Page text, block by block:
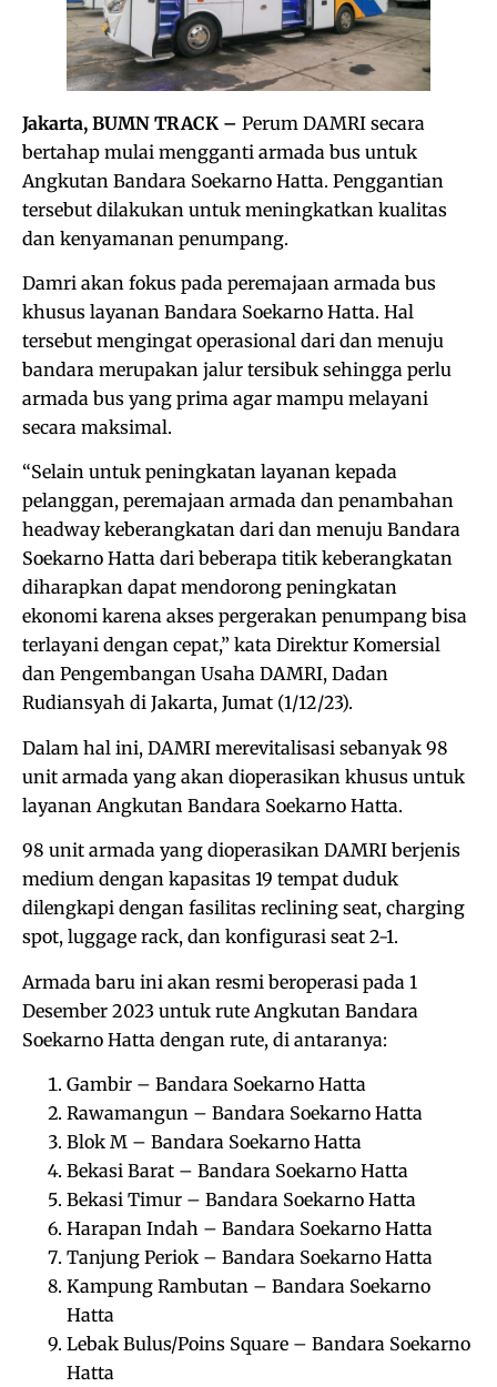
Jakarta, BUMN TRACK – Perum DAMRI secara
bertahap mulai mengganti armada bus untuk
Angkutan Bandara Soekarno Hatta. Penggantian
tersebut dilakukan untuk meningkatkan kualitas
dan kenyamanan penumpang.
Damri akan fokus pada peremajaan armada bus
khusus layanan Bandara Soekarno Hatta. Hal
tersebut mengingat operasional dari dan menuju
bandara merupakan jalur tersibuk sehingga perlu
armada bus yang prima agar mampu melayani
secara maksimal.
“Selain untuk peningkatan layanan kepada
pelanggan, peremajaan armada dan penambahan
headway keberangkatan dari dan menuju Bandara
Soekarno Hatta dari beberapa titik keberangkatan
diharapkan dapat mendorong peningkatan
ekonomi karena akses pergerakan penumpang bisa
terlayani dengan cepat,” kata Direktur Komersial
dan Pengembangan Usaha DAMRI, Dadan
Rudiansyah di Jakarta, Jumat (1/12/23).
Dalam hal ini, DAMRI merevitalisasi sebanyak 98
unit armada yang akan dioperasikan khusus untuk
layanan Angkutan Bandara Soekarno Hatta.
98 unit armada yang dioperasikan DAMRI berjenis
medium dengan kapasitas 19 tempat duduk
dilengkapi dengan fasilitas reclining seat, charging
spot, luggage rack, dan konfigurasi seat 2-1.
Armada baru ini akan resmi beroperasi pada 1
Desember 2023 untuk rute Angkutan Bandara
Soekarno Hatta dengan rute, di antaranya:
Gambir – Bandara Soekarno Hatta
Rawamangun – Bandara Soekarno Hatta
Blok M – Bandara Soekarno Hatta
Bekasi Barat – Bandara Soekarno Hatta
Bekasi Timur – Bandara Soekarno Hatta
Harapan Indah – Bandara Soekarno Hatta
Tanjung Periok – Bandara Soekarno Hatta
Kampung Rambutan – Bandara Soekarno
Hatta
Lebak Bulus/Poins Square – Bandara Soekarno
Hatta